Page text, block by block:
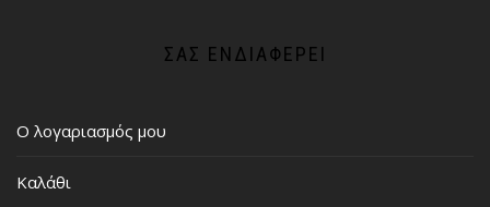
ΣΑΣ ΕΝΔΙΑΦΈΡΕΙ
Ο λογαριασμός μου
Καλάθι